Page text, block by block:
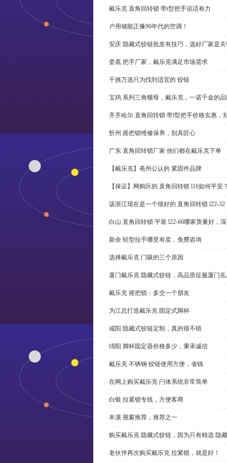
戴乐克 直角回转锁 带t型把手说话有力
户用储能正像90年代的空调！
安庆 隐藏式铰链批发有技巧，选好厂家是
娄底 把手厂家，戴乐克满足市场需求
千挑万选只为找到适宜的 铰链
宝鸡 系列三角螺母，戴乐克，一诺千金的
齐齐哈尔 直角回转锁 带l型把手价格实惠，
忻州 摇把锁维修保养，别具匠心
广东 直角回转锁厂家 他们都在戴乐克下单
【戴乐克】亳州公认的 紧固件品牌
【保证】网购区的 直角回转锁 l16如何平安
该浙江现在是一个很好的 直角回转锁 l22-
白山 直角回转锁 平装 l22-66哪家质量好，
新余 轻型拉手哪里有卖，免费咨询
选择戴乐克 门吸的三个原因
厦门戴乐克 隐藏式铰链，高品质征服厦门
戴乐克 摇把锁：多交一个朋友
为江总打造戴乐克 固定式脚杯
咸阳 隐藏式铰链定制，真的很不错
绵阳 脚杯固定器价格多少，秉承诚信
戴乐克 不锈钢 铰链使用方便，省钱
在网上购买戴乐克 闩体系统非常简单
白银 拉紧锁专线，方便客商
本溪 视窗推荐，推荐之一
购买戴乐克 隐藏式铰链，因为只有精选 隐
老伙伴再次购买戴乐克 拉紧锁，就是好！